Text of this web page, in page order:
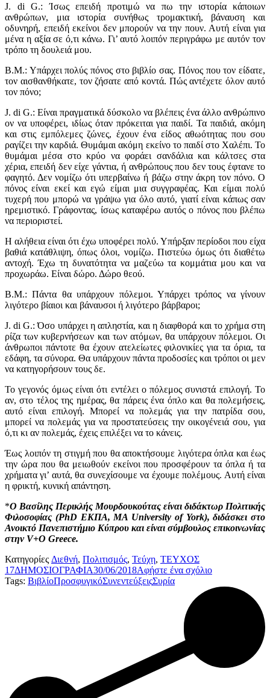
J. di G.: Ίσως επειδή προτιμώ να πω την ιστορία κάποιων
ανθρώπων, μια ιστορία συνήθως τρομακτική, βάναυση και
οδυνηρή, επειδή εκείνοι δεν μπορούν να την πουν. Αυτή είναι για
μένα η αξία σε ό,τι κάνω. Γι’ αυτό λοιπόν περιγράφω με αυτόν τον
τρόπο τη δουλειά μου.
Β.Μ.: Υπάρχει πολύς πόνος στο βιβλίο σας. Πόνος που τον είδατε,
τον αισθανθήκατε, τον ζήσατε από κοντά. Πώς αντέχετε όλον αυτό
τον πόνο;
J. di G.: Είναι πραγματικά δύσκολο να βλέπεις ένα άλλο ανθρώπινο
ον να υποφέρει, ιδίως όταν πρόκειται για παιδί. Τα παιδιά, ακόμη
και στις εμπόλεμες ζώνες, έχουν ένα είδος αθωότητας που σου
ραγίζει την καρδιά. Θυμάμαι ακόμη εκείνο το παιδί στο Χαλέπι. Το
θυμάμαι μέσα στο κρύο να φοράει σανδάλια και κάλτσες στα
χέρια, επειδή δεν είχε γάντια, ή ανθρώπους που δεν τους έφτανε το
φαγητό. Δεν νομίζω ότι υπερβαίνω ή βάζω στην άκρη τον πόνο. Ο
πόνος είναι εκεί και εγώ είμαι μια συγγραφέας. Και είμαι πολύ
τυχερή που μπορώ να γράψω για όλο αυτό, γιατί είναι κάπως σαν
ηρεμιστικό. Γράφοντας, ίσως καταφέρω αυτός ο πόνος που βλέπω
να περιοριστεί.
Η αλήθεια είναι ότι έχω υποφέρει πολύ. Υπήρξαν περίοδοι που είχα
βαθιά κατάθλιψη, όπως όλοι, νομίζω. Πιστεύω όμως ότι διαθέτω
αντοχή. Έχω τη δυνατότητα να μαζεύω τα κομμάτια μου και να
προχωράω. Είναι δώρο. Δώρο θεού.
Β.Μ.: Πάντα θα υπάρχουν πόλεμοι. Υπάρχει τρόπος να γίνουν
λιγότερο βίαιοι και βάναυσοι ή λιγότερο βάρβαροι;
J. di G.: Όσο υπάρχει η απληστία, και η διαφθορά και το χρήμα στη
ρίζα των κυβερνήσεων και των ατόμων, θα υπάρχουν πόλεμοι. Οι
άνθρωποι πάντοτε θα έχουν ατελείωτες φιλονικίες για τα όρια, τα
εδάφη, τα σύνορα. Θα υπάρχουν πάντα προδοσίες και τρόποι οι μεν
να κατηγορήσουν τους δε.
Το γεγονός όμως είναι ότι εντέλει ο πόλεμος συνιστά επιλογή. Το
αν, στο τέλος της ημέρας, θα πάρεις ένα όπλο και θα πολεμήσεις,
αυτό είναι επιλογή. Μπορεί να πολεμάς για την πατρίδα σου,
μπορεί να πολεμάς για να προστατεύσεις την οικογένειά σου, για
ό,τι κι αν πολεμάς, έχεις επιλέξει να το κάνεις.
Έως λοιπόν τη στιγμή που θα αποκτήσουμε λιγότερα όπλα και έως
την ώρα που θα μειωθούν εκείνοι που προσφέρουν τα όπλα ή τα
χρήματα γι’ αυτά, θα συνεχίσουμε να έχουμε πολέμους. Αυτή είναι
η φρικτή, κυνική απάντηση.
*Ο Βασίλης Περικλής Μουρδουκούτας είναι διδάκτωρ Πολιτικής
Φιλοσοφίας (PhD ΕΚΠΑ, ΜΑ University of York), διδάσκει στο
Ανοικτό Πανεπιστήμιο Κύπρου και είναι σύμβουλος επικοινωνίας
στην V+Ο Greece.
Κατηγορίες Διεθνή, Πολιτισμός, Τεύχη, ΤΕΥΧΟΣ
17ΔΗΜΟΣΙΟΓΡΑΦΙΑ30/06/2018Αφήστε ένα σχόλιο
Tags: ΒιβλίοΠροσφυγικόΣυνεντεύξειςΣυρία